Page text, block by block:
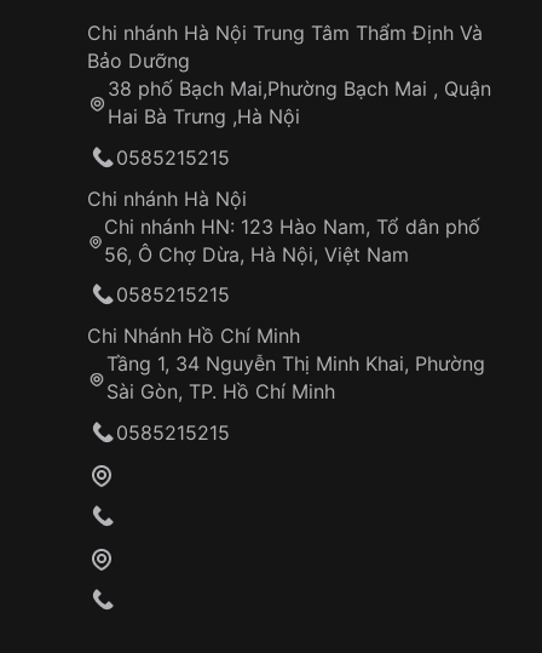
Chi nhánh Hà Nội Trung Tâm Thẩm Định Và
Bảo Dưỡng
38 phố Bạch Mai,Phường Bạch Mai , Quận
Hai Bà Trưng ,Hà Nội
0585215215
Chi nhánh Hà Nội
Chi nhánh HN: 123 Hào Nam, Tổ dân phố
56, Ô Chợ Dừa, Hà Nội, Việt Nam
0585215215
Chi Nhánh Hồ Chí Minh
Tầng 1, 34 Nguyễn Thị Minh Khai, Phường
Sài Gòn, TP. Hồ Chí Minh
0585215215